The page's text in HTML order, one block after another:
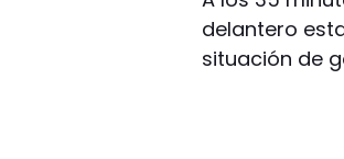
delantero
situación de